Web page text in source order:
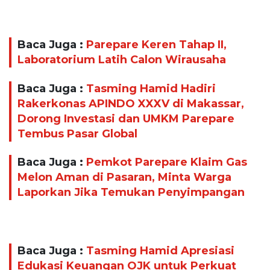
Baca Juga : Parepare Keren Tahap II,
Laboratorium Latih Calon Wirausaha
Baca Juga : Tasming Hamid Hadiri
Rakerkonas APINDO XXXV di Makassar,
Dorong Investasi dan UMKM Parepare
Tembus Pasar Global
Baca Juga : Pemkot Parepare Klaim Gas
Melon Aman di Pasaran, Minta Warga
Laporkan Jika Temukan Penyimpangan
Baca Juga : Tasming Hamid Apresiasi
Edukasi Keuangan OJK untuk Perkuat